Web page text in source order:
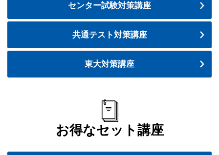
センター試験対策講座
共通テスト対策講座
東大対策講座
お得なセット講座